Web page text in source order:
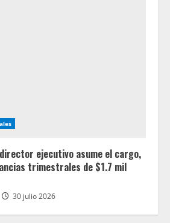
ejecutivo asume el cargo,
trimestrales de $1.7 mil
30 julio 2026